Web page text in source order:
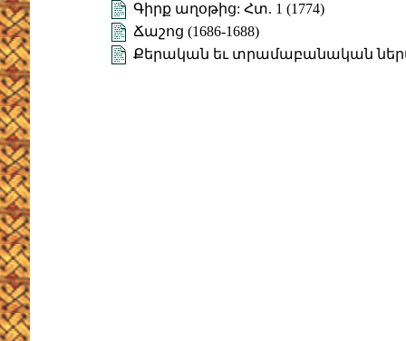
Գիրք աղօթից: Հտ. 1 (1774)
Ճաշոց (1686-1688)
Քերական եւ տրամաբանական